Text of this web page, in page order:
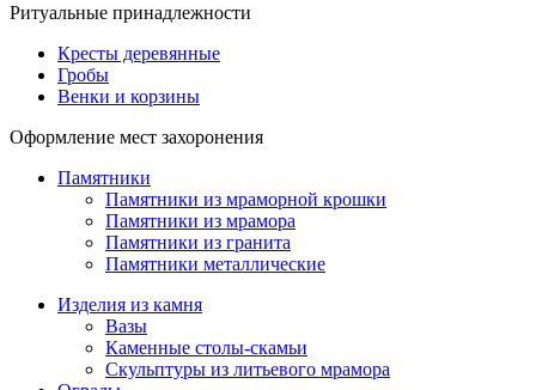
Ритуальные принадлежности
Кресты деревянные
Гробы
Венки и корзины
Оформление мест захоронения
Памятники
Памятники из мраморной крошки
Памятники из мрамора
Памятники из гранита
Памятники металлические
Изделия из камня
Вазы
Каменные столы-скамьи
Скульптуры из литьевого мрамора